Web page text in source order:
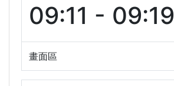
09:11 - 09:19
畫面區